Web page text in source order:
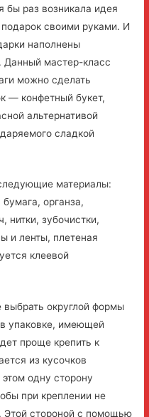
бы раз возникала идея
своими руками. И
наполнены
Данный мастер-класс
можно сделать
— конфетный букет,
альтернативой
сладкой
материалы:
органза,
нитки, зубочистки,
и ленты, плетеная
клеевой
округлой формы
упаковке, имеющей
проще крепить к
из кусочков
одну сторону
при креплении не
Этой стороной с помощью